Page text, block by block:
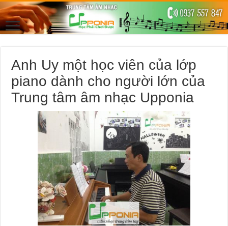
Anh Uy một học viên của lớp
piano dành cho người lớn của
Trung tâm âm nhạc Upponia